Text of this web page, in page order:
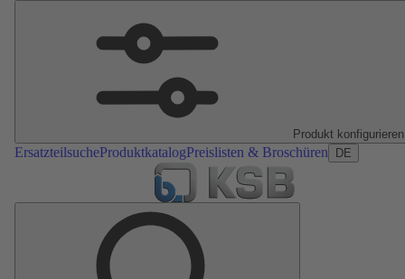
Produkt konfigurieren
ErsatzteilsucheProduktkatalogPreislisten & Broschüren DE